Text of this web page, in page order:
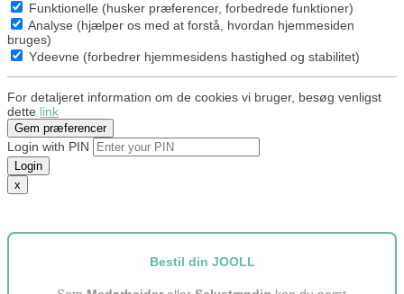
Funktionelle (husker præferencer, forbedrede funktioner)
Analyse (hjælper os med at forstå, hvordan hjemmesiden
bruges)
Ydeevne (forbedrer hjemmesidens hastighed og stabilitet)
For detaljeret information om de cookies vi bruger, besøg venligst
dette link
Gem præferencer
Login with PIN
Login
x
Bestil din JOOLL